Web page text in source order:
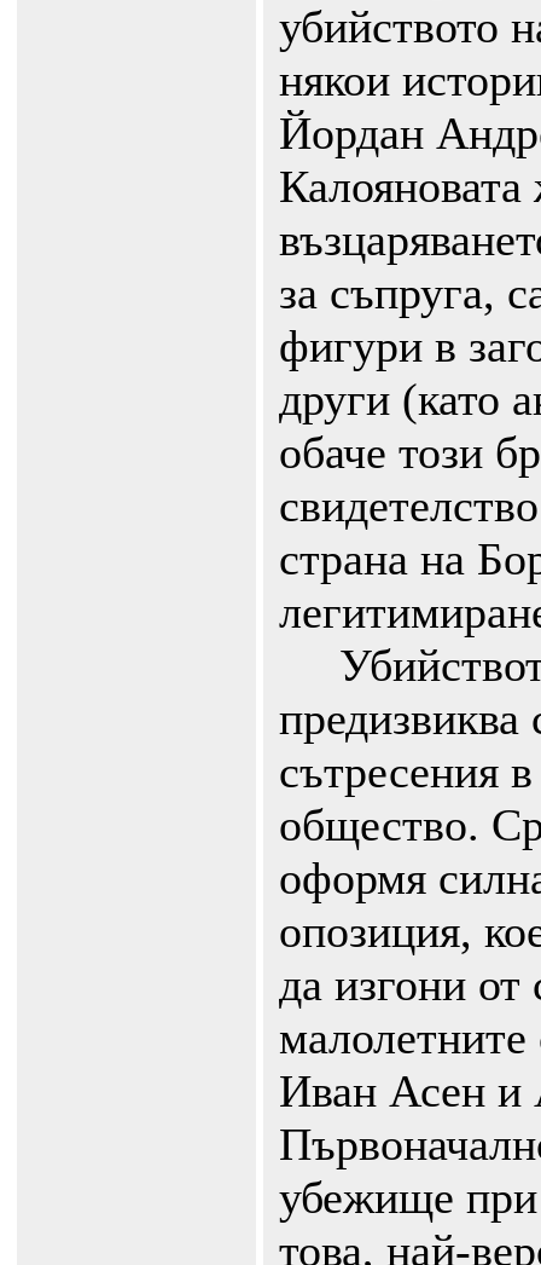
убийството
някои
Йордан
Калояновата
за съпруга,
фигури в
други (като
обаче този
страна на
предизвиква
сътресения
общество.
оформя
опозиция,
да изгони от
Иван Асен и
убежище при
това, най-